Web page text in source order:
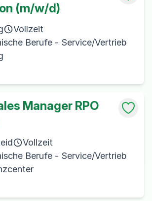
(m/w/d)
Vollzeit
Berufe - Service/Vertrieb
Manager RPO
Vollzeit
Berufe - Service/Vertrieb